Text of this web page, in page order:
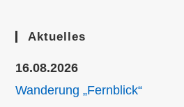
Aktuelles
16.08.2026
Wanderung „Fernblick“